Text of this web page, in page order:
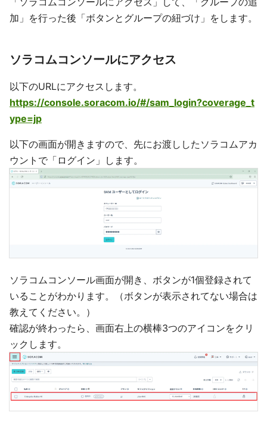
加」を行った後「ボタンとグループの紐づけ」をします。
ソラコムコンソールにアクセス
以下のURLにアクセスします。
https://console.soracom.io/#/sam_login?coverage_t
ype=jp
以下の画面が開きますので、先にお渡ししたソラコムアカ
ウントで「ログイン」します。
ソラコムコンソール画面が開き、ボタンが1個登録されて
いることがわかります。（ボタンが表示されてない場合は
教えてください。）
確認が終わったら、画面右上の横棒3つのアイコンをクリ
ックします。